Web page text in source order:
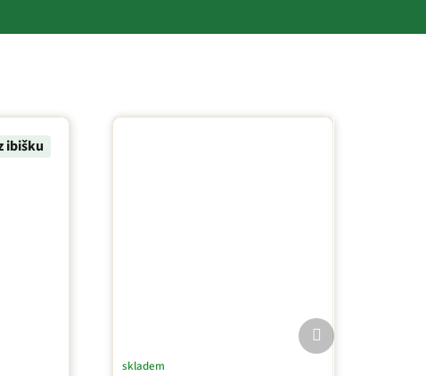
ibišku
skladem
Další
produkt